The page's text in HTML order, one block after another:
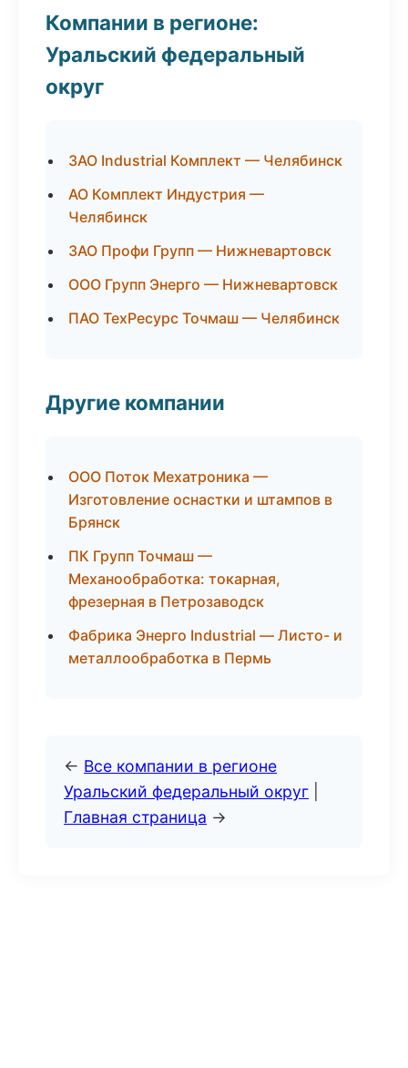
Компании в регионе:
Уральский федеральный
округ
ЗАО Industrial Комплект — Челябинск
АО Комплект Индустрия —
Челябинск
ЗАО Профи Групп — Нижневартовск
ООО Групп Энерго — Нижневартовск
ПАО ТехРесурс Точмаш — Челябинск
Другие компании
ООО Поток Мехатроника —
Изготовление оснастки и штампов в
Брянск
ПК Групп Точмаш —
Механообработка: токарная,
фрезерная в Петрозаводск
Фабрика Энерго Industrial — Листо- и
металлообработка в Пермь
← Все компании в регионе
Уральский федеральный округ
Главная страница →